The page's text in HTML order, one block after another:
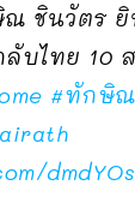
ณ ชินวัตร
บไทย 10
#ทักษิ